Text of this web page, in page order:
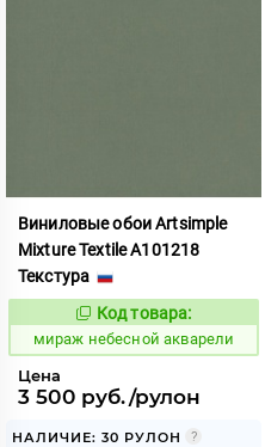
Виниловые обои Artsimple
Mixture Textile A101218
Текстура
992250
Код товара:
мираж небесной акварели
Цена
3 500 руб./рулон
НАЛИЧИЕ: 30 РУЛОН